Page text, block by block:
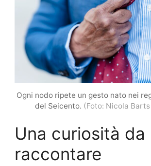
Ogni nodo ripete un gesto nato nei
del Seicento. (Foto: Nicola
Una curiosità da
raccontare